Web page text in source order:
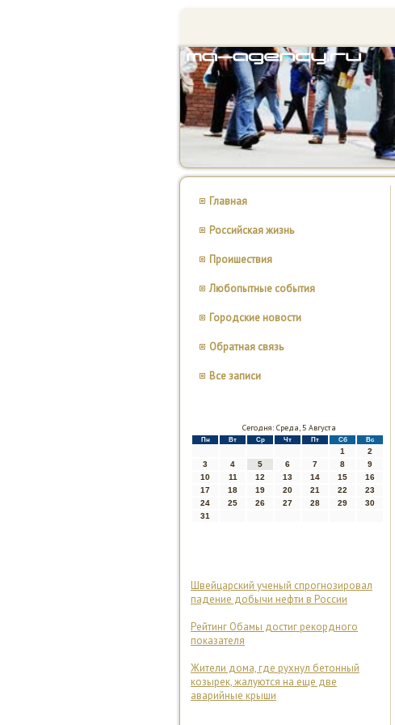
Главная
Российская жизнь
Проишествия
Любопытные события
Городские новости
Обратная связь
Все записи
Сегодня: Среда, 5 Августа
Пн Вт Ср Чт Пт Сб Вс
1
2
3
4 5 6 7 8
9
10
11 12 13 14 15
16
17
18 19 20 21 22
23
24
25 26 27 28 29
30
31
Швейцарский ученый спрогнозировал
падение добычи нефти в России
Рейтинг Обамы достиг рекордного
показателя
Жители дома, где рухнул бетонный
козырек, жалуются на еще две
аварийные крыши